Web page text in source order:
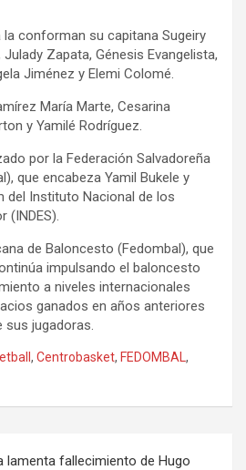
la conforman su capitana Sugeiry
Zapata, Génesis Evangelista,
Jiménez y Elemi Colomé.
María Marte, Cesarina
y Yamilé Rodríguez.
por la Federación Salvadoreña
que encabeza Yamil Bukele y
del Instituto Nacional de los
(INDES).
de Baloncesto (Fedombal), que
impulsando el baloncesto
a niveles internacionales
ganados en años anteriores
sus jugadoras.
, Centrobasket, FEDOMBAL ,
lamenta fallecimiento de Hugo